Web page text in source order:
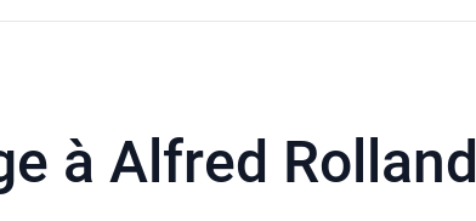
à Alfred Rolland